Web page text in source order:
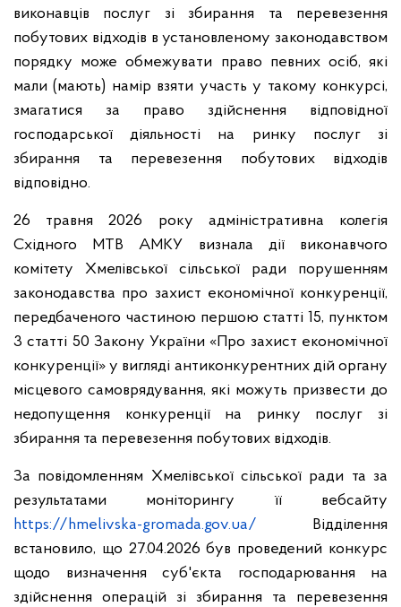
виконавців послуг зі збирання та перевезення
побутових відходів в установленому законодавством
порядку може обмежувати право певних осіб, які
мали (мають) намір взяти участь у такому конкурсі,
змагатися за право здійснення відповідної
господарської діяльності на ринку послуг зі
збирання та перевезення побутових відходів
відповідно.
26 травня 2026 року адміністративна колегія
Східного МТВ АМКУ визнала дії виконавчого
комітету Хмелівської сільської ради порушенням
законодавства про захист економічної конкуренції,
передбаченого частиною першою статті 15, пунктом
3 статті 50 Закону України «Про захист економічної
конкуренції» у вигляді антиконкурентних дій органу
місцевого самоврядування, які можуть призвести до
недопущення конкуренції на ринку послуг зі
збирання та перевезення побутових відходів.
За повідомленням Хмелівської сільської ради та за
результатами моніторингу її вебсайту
https://hmelivska-gromada.gov.ua/ Відділення
встановило, що 27.04.2026 був проведений конкурс
щодо визначення суб'єкта господарювання на
здійснення операцій зі збирання та перевезення